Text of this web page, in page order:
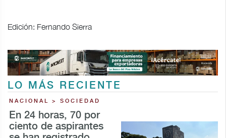
Edición: Fernando Sierra
LO MÁS RECIENTE
NACIONAL > SOCIEDAD
En 24 horas, 70 por
ciento de aspirantes